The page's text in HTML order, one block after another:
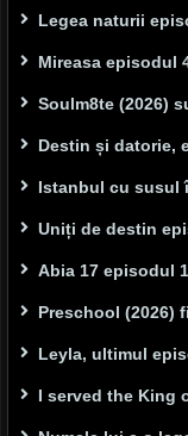
Legea naturii
Mireasa episodul
Soulm8te (2026)
Destin și datorie,
Istanbul cu susul
Uniți de destin
Abia 17 episodul
Preschool (2026)
Leyla, ultimul
I served the King